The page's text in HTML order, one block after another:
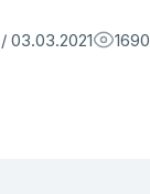
03.03.2021 1690